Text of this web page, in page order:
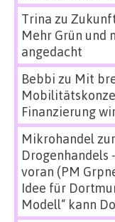
Trina zu
Mehr Grün und
angedacht
Bebbi zu Mit
Finanzierung
Mikrohandel
Drogenhandels
voran (PM
Idee für
Modell“ kann